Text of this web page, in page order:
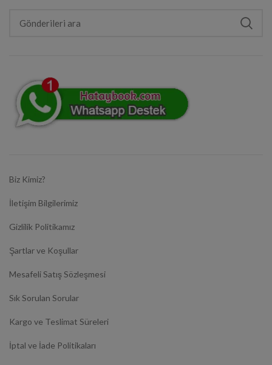
Biz Kimiz?
İletişim Bilgilerimiz
Gizlilik Politikamız
Şartlar ve Koşullar
Mesafeli Satış Sözleşmesi
Sık Sorulan Sorular
Kargo ve Teslimat Süreleri
İptal ve İade Politikaları